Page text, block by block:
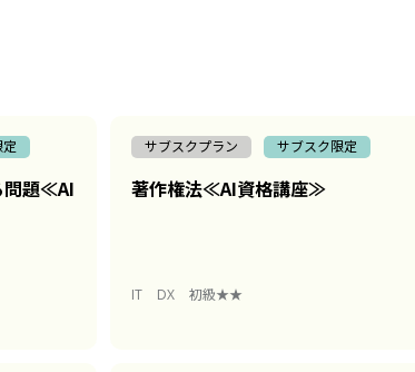
定
問題≪AI
サブスクプラン サブスク限定
著作権法≪AI資格講座≫
IT DX 初級★★